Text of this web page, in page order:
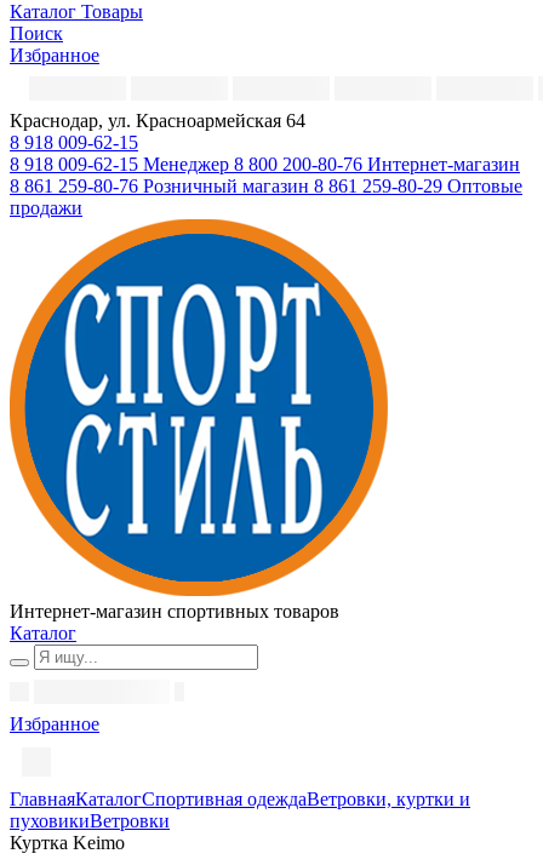
Каталог Товары
Поиск
Избранное
Краснодар, ул. Красноармейская 64
8 918 009-62-15
8 918 009-62-15 Менеджер 8 800 200-80-76 Интернет-магазин
8 861 259-80-76 Розничный магазин 8 861 259-80-29 Оптовые
продажи
Интернет-магазин спортивных товаров
Каталог
Избранное
ГлавнаяКаталогСпортивная одеждаВетровки, куртки и
пуховикиВетровки
Куртка Keimo